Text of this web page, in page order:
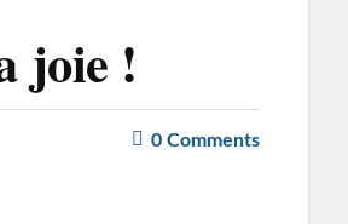
joie !
0Comments